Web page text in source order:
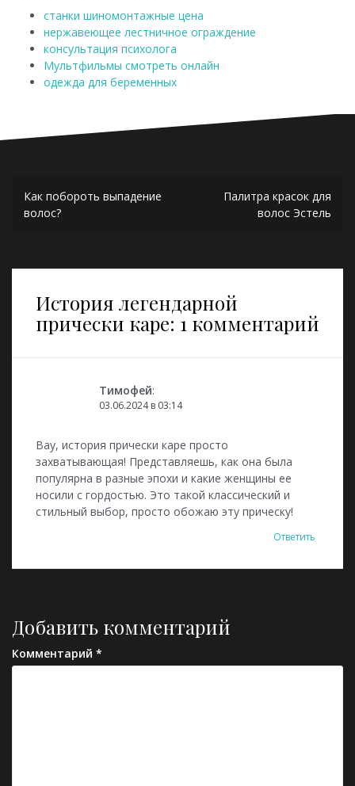
станки шиномонтажные цена
нержавеющее лестничное ограждение
консультация психолога
Мультфильмы смотреть онлайн
одежда для беременных
Навигация
по
Как побороть выпадение
волос?
Палитра красок для
волос Эстель
История легендарной
прически каре: 1 комментарий
Тимофей:
03.06.2024 в 03:14
Вау, история прически каре просто
захватывающая! Представляешь, как она была
популярна в разные эпохи и какие женщины ее
носили с гордостью. Это такой классический и
стильный выбор, просто обожаю эту прическу!
Ответить
Добавить комментарий
Комментарий *